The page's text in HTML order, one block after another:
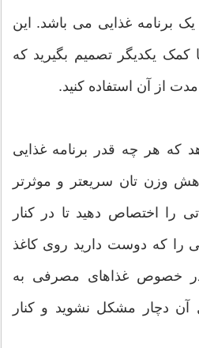
یک برنامه غذایی می باشد. این
یکدیگر تصمیم بگیرید که
از آن استفاده کنید.
که هر چه قدر برنامه غذایی
وزن تان سریعتر و موثرتر
را اختصاص دهید تا در کنار
را که دوست دارید روی کاغذ
در خصوص غذاهای مصرفی به
آن دچار مشکل نشوید و کنار